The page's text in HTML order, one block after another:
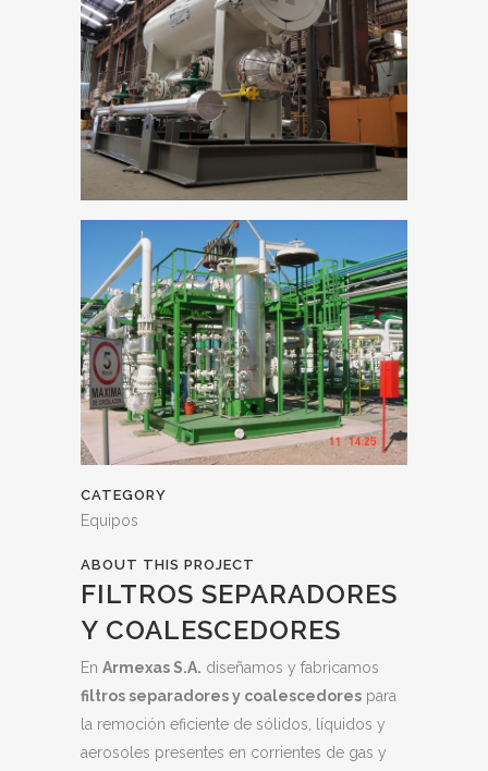
CATEGORY
Equipos
ABOUT THIS PROJECT
FILTROS SEPARADORES
Y COALESCEDORES
En Armexas S.A. diseñamos y fabricamos
filtros separadores y coalescedores para
la remoción eficiente de sólidos, líquidos y
aerosoles presentes en corrientes de gas y